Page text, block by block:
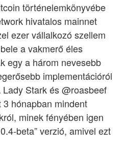
történelemkönyvébe
hivatalos mainnet
ezer vállalkozó szellem
a vakmerő éles
egy a három nevesebb
implementációról
Stark és @roasbeef
hónapban mindent
minek fényében igen
beta” verzió, amivel ezt